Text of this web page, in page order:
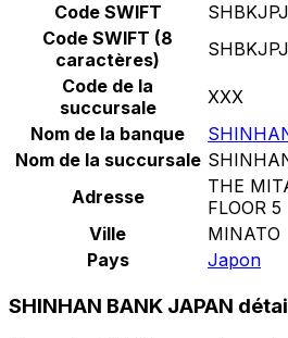
Code SWIFT
Code SWIFT (8
caractères)
Code de la
succursale
XXX
Nom de la banque
Nom de la succursale
Adresse
THE
FLOOR 5
Ville
MINATO
Pays
Japon
SHINHAN BANK JAPAN